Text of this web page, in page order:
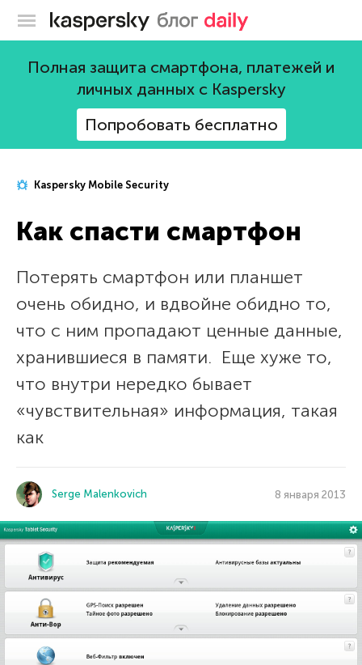
Блог Касперского
Полная защита смартфона, платежей и
личных данных с Kaspersky
Попробовать бесплатно
Kaspersky Mobile Security
Как спасти смартфон
Потерять смартфон или планшет
очень обидно, и вдвойне обидно то,
что с ним пропадают ценные данные,
хранившиеся в памяти. Еще хуже то,
что внутри нередко бывает
«чувствительная» информация, такая
как
Serge Malenkovich 8 января 2013